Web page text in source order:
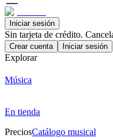
Iniciar sesión
Sin tarjeta de crédito.
Crear cuenta Iniciar sesión
Explorar
Música
En tienda
PreciosCatálogo musical